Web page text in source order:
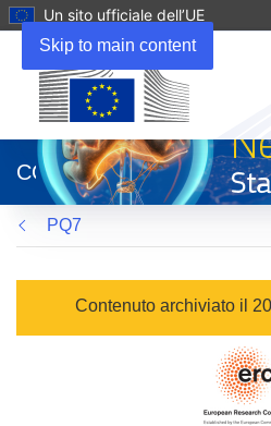
Skip to main content
Un sito ufficiale dell’UE
apre
in
una
nuova
finestra)
CORDIS
PQ7
Contenuto archiviato il